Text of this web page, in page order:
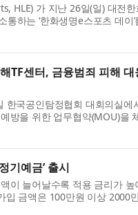
HLE) 가 지난 26일(일) 대전
하는 ‘한화생명e스포츠 데이
협업의 의의를 지닌 행사로, ‘한
TF센터, 금융범죄 피해
한국공인탐정협회 대회의실에
방을 위한 업무협약(MOU)을
변화하는 불법사금융 피해에
기예금’ 출시
이 늘어날수록 적용 금리가 높
입 금액은 100만원 이상 2000
입 한도로 판매되며, 오는 8월